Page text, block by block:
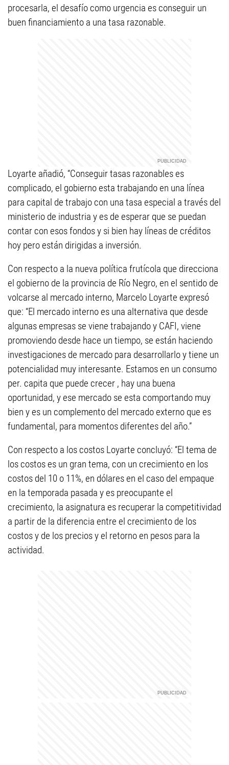
procesarla, el desafío como urgencia es conseguir un
buen financiamiento a una tasa razonable.
Loyarte añadió, “Conseguir tasas razonables es
complicado, el gobierno esta trabajando en una línea
para capital de trabajo con una tasa especial a través del
ministerio de industria y es de esperar que se puedan
contar con esos fondos y si bien hay líneas de créditos
hoy pero están dirigidas a inversión.
Con respecto a la nueva política frutícola que direcciona
el gobierno de la provincia de Río Negro, en el sentido de
volcarse al mercado interno, Marcelo Loyarte expresó
que: “El mercado interno es una alternativa que desde
algunas empresas se viene trabajando y CAFI, viene
promoviendo desde hace un tiempo, se están haciendo
investigaciones de mercado para desarrollarlo y tiene un
potencialidad muy interesante. Estamos en un consumo
per. capita que puede crecer , hay una buena
oportunidad, y ese mercado se esta comportando muy
bien y es un complemento del mercado externo que es
fundamental, para momentos diferentes del año.”
Con respecto a los costos Loyarte concluyó: “El tema de
los costos es un gran tema, con un crecimiento en los
costos del 10 o 11%, en dólares en el caso del empaque
en la temporada pasada y es preocupante el
crecimiento, la asignatura es recuperar la competitividad
a partir de la diferencia entre el crecimiento de los
costos y de los precios y el retorno en pesos para la
actividad.